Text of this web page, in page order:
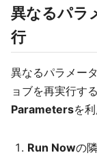
異なるパラ
行
異なるパラメー
ョブを再実行す
Parametersを
Run Nowの